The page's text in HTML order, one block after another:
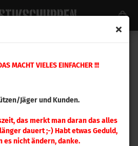
MACHT VIELES EINFACHER !!!
Jäger und Kunden.
das merkt man daran das alles
dauert ;-) Habt etwas Geduld,
es nicht ändern, danke.